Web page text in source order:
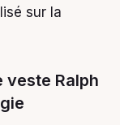
sur la
veste Ralph